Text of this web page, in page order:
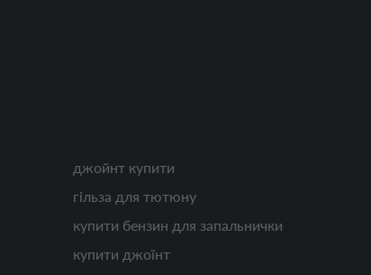
джойнт купити
гільза для тютюну
купити бензин для запальнички
купити джоїнт